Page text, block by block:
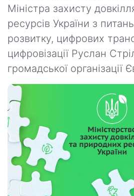
Міністра захисту
ресурсів України з
розвитку, цифрових
цифровізації Руслан
громадської організації